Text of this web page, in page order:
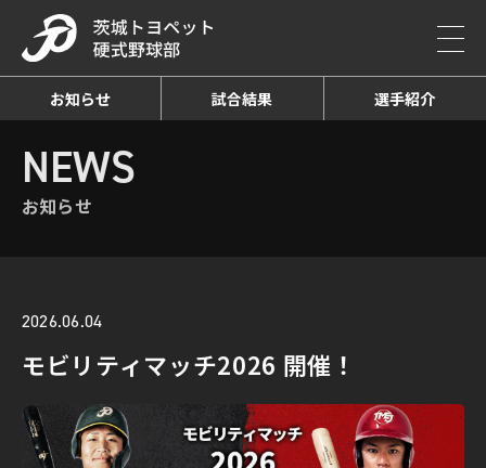
お知らせ 試合結果 選手紹介
HOME お知らせ詳細
NEWS
お知らせ
2026.06.04
モビリティマッチ2026 開催！